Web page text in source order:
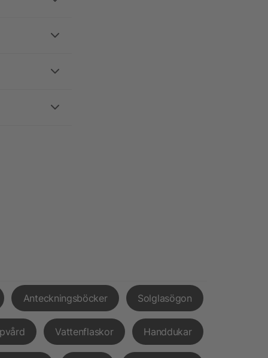
Anteckningsböcker Solglasögon
Vattenflaskor Handdukar